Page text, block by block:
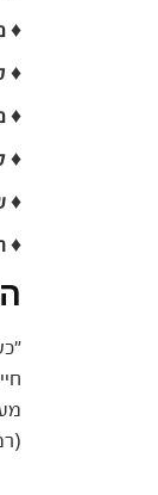
♦
♦
♦
♦
♦
♦